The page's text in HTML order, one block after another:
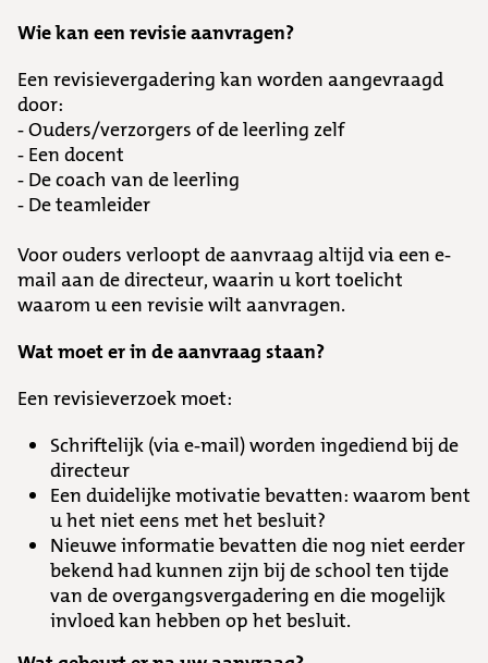
Wie kan een revisie aanvragen?
Een revisievergadering kan worden aangevraagd
door:
- Ouders/verzorgers of de leerling zelf
- Een docent
- De coach van de leerling
- De teamleider
Voor ouders verloopt de aanvraag altijd via een e-
mail aan de directeur, waarin u kort toelicht
waarom u een revisie wilt aanvragen.
Wat moet er in de aanvraag staan?
Een revisieverzoek moet:
Schriftelijk (via e-mail) worden ingediend bij de
directeur
Een duidelijke motivatie bevatten: waarom bent
u het niet eens met het besluit?
Nieuwe informatie bevatten die nog niet eerder
bekend had kunnen zijn bij de school ten tijde
van de overgangsvergadering en die mogelijk
invloed kan hebben op het besluit.